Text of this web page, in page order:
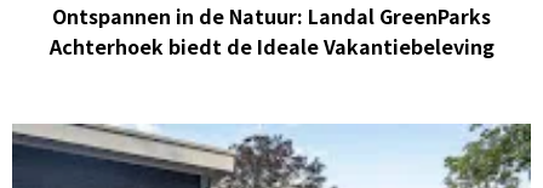
Ontspannen in de Natuur: Landal GreenParks
Achterhoek biedt de Ideale Vakantiebeleving